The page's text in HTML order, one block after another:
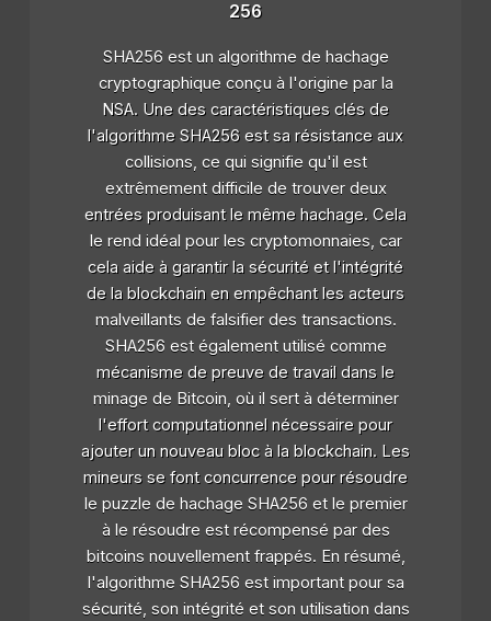
256
SHA256 est un algorithme de hachage
cryptographique conçu à l'origine par la
NSA. Une des caractéristiques clés de
l'algorithme SHA256 est sa résistance aux
collisions, ce qui signifie qu'il est
extrêmement difficile de trouver deux
entrées produisant le même hachage. Cela
le rend idéal pour les cryptomonnaies, car
cela aide à garantir la sécurité et l'intégrité
de la blockchain en empêchant les acteurs
malveillants de falsifier des transactions.
SHA256 est également utilisé comme
mécanisme de preuve de travail dans le
minage de Bitcoin, où il sert à déterminer
l'effort computationnel nécessaire pour
ajouter un nouveau bloc à la blockchain. Les
mineurs se font concurrence pour résoudre
le puzzle de hachage SHA256 et le premier
à le résoudre est récompensé par des
bitcoins nouvellement frappés. En résumé,
l'algorithme SHA256 est important pour sa
sécurité, son intégrité et son utilisation dans